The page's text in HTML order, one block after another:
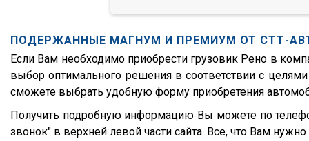
Magyar
Menci
FTS
Ali Riza Usta
R440
R450
S500
FH
FH12
ПОДЕРЖАННЫЕ МАГНУМ И ПРЕМИУМ ОТ СТТ-
Если Вам необходимо приобрести грузовик Рено в
выбор оптимального решения в соответствии с
сможете выбрать удобную форму приобретения
Получить подробную информацию Вы можете по
звонок" в верхней левой части сайта. Все, что Вам